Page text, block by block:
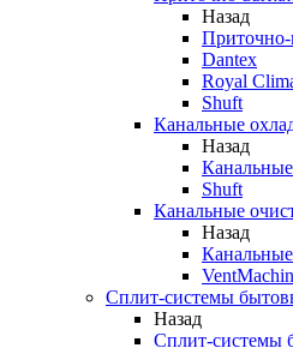
Назад
Приточно-
Dantex
Royal
Shuft
Канальные
Назад
Shuft
Канальные
Назад
Сплит-системы
Назад
Сплит-системы